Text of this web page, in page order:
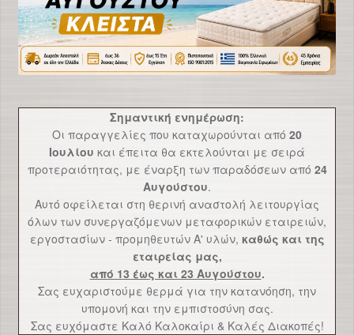
Προϊόντα
υπό-
μενού
Στρώματα
υπό-
υπό-
Καναπέδες
μενού
Μαξιλάρια
Αξεσουάρ Ύπνου
Μηχανισμοί Επίπλων
μενού
Χρήσιμα
Σημαντική ενημέρωση:
Οι παραγγελίες που καταχωρούνται από 20
Ιουλίου και έπειτα θα εκτελούνται με σειρά
προτεραιότητας, με έναρξη των παραδόσεων από 24
Αυγούστου.
Αυτό οφείλεται στη θερινή αναστολή λειτουργίας
όλων των συνεργαζόμενων μεταφορικών εταιρειών,
εργοστασίων - προμηθευτών Α' υλών, καθώς και της
εταιρείας μας,
από 13 έως και 23 Αυγούστου.
Σας ευχαριστούμε θερμά για την κατανόηση, την
υπομονή και την εμπιστοσύνη σας.
Σας ευχόμαστε Καλό Καλοκαίρι & Καλές Διακοπές!